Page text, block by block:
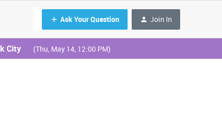
Ask Your Question Join In
City (Thu, May 14, 12:00 PM)